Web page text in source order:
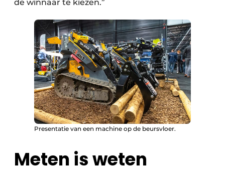
de winnaar te kiezen.”
Presentatie van een machine op de beursvloer.
Meten is weten